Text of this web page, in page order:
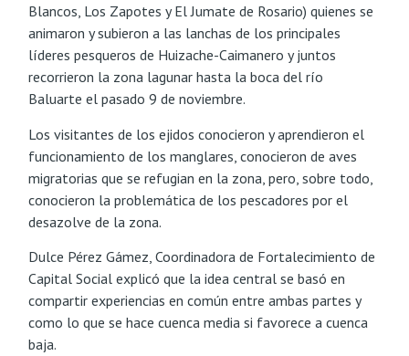
Blancos, Los Zapotes y El Jumate de Rosario) quienes se
animaron y subieron a las lanchas de los principales
líderes pesqueros de Huizache-Caimanero y juntos
recorrieron la zona lagunar hasta la boca del río
Baluarte el pasado 9 de noviembre.
Los visitantes de los ejidos conocieron y aprendieron el
funcionamiento de los manglares, conocieron de aves
migratorias que se refugian en la zona, pero, sobre todo,
conocieron la problemática de los pescadores por el
desazolve de la zona.
Dulce Pérez Gámez, Coordinadora de Fortalecimiento de
Capital Social explicó que la idea central se basó en
compartir experiencias en común entre ambas partes y
como lo que se hace cuenca media si favorece a cuenca
baja.